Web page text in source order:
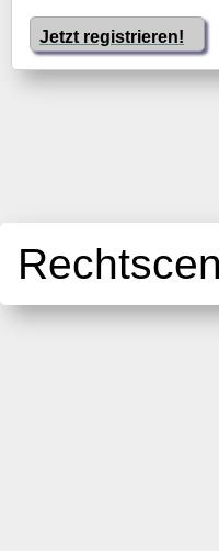
Jetzt registrieren!